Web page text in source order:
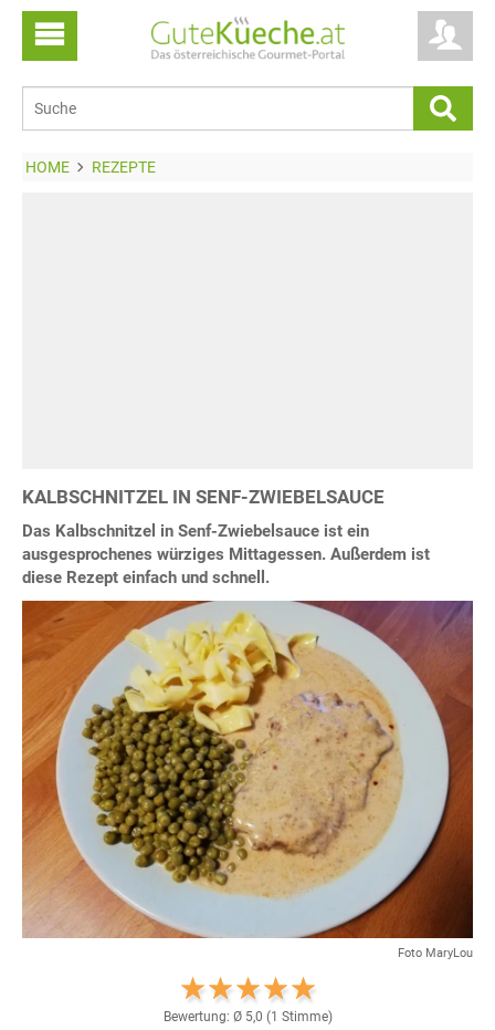
HOME REZEPTE
KALBSCHNITZEL IN SENF-ZWIEBELSAUCE
Das Kalbschnitzel in Senf-Zwiebelsauce ist ein
ausgesprochenes würziges Mittagessen. Außerdem ist
diese Rezept einfach und schnell.
Foto MaryLou
Bewertung: Ø 5,0 (1 Stimme)